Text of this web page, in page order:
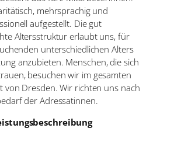
mehrsprachig und
aufgestellt. Die gut
Altersstruktur erlaubt uns, für
unterschiedlichen Alters
anzubieten. Menschen, die sich
besuchen wir im gesamten
von Dresden. Wir richten uns nach
der Adressatinnen.